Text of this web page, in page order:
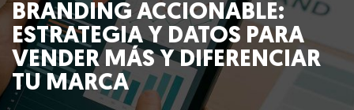
Nosotros
BRANDING ACCIONABLE:
ESTRATEGIA Y DATOS PARA
VENDER MÁS Y DIFERENCIAR
TU MARCA